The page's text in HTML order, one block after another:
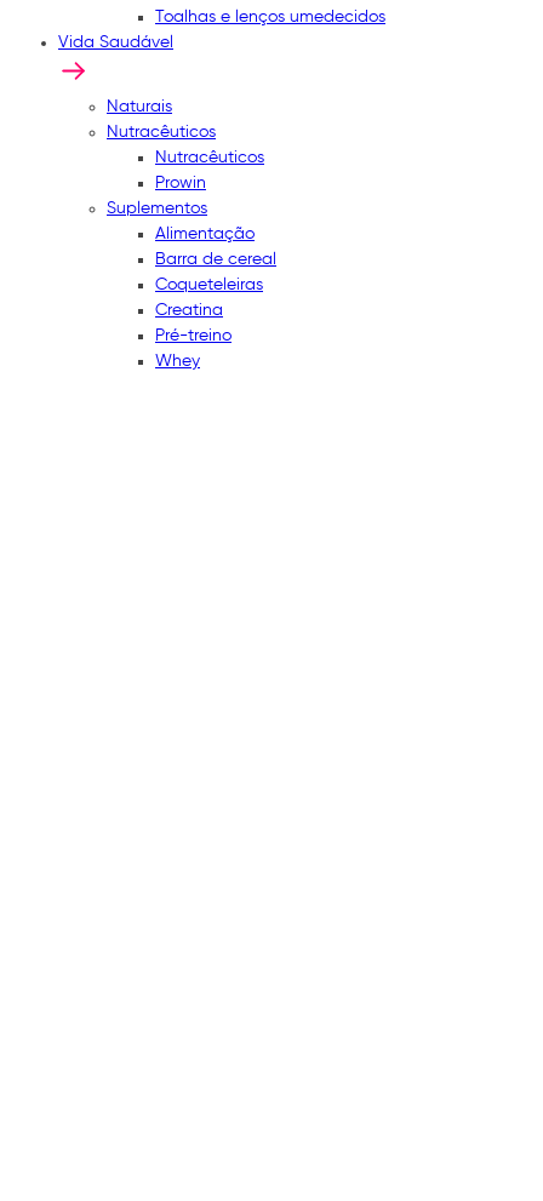
Toalhas e lenços umedecidos
Vida Saudável
Naturais
Nutracêuticos
Nutracêuticos
Prowin
Suplementos
Alimentação
Barra de cereal
Coqueteleiras
Creatina
Pré-treino
Whey